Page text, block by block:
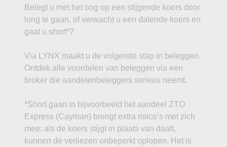
Belegt u met het oog op een stijgende koers door
long te gaan, of verwacht u een dalende koers en
gaat u short*?
Via LYNX maakt u de volgende stap in beleggen.
Ontdek alle voordelen van beleggen via een
broker die aandelenbeleggers serieus neemt.
*Short gaan in bijvoorbeeld het aandeel ZTO
Express (Cayman) brengt extra risico’s met zich
mee: als de koers stijgt in plaats van daalt,
kunnen de verliezen onbeperkt oplopen. Het is